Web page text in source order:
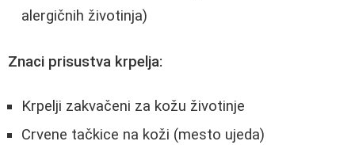
alergičnih životinja)
Znaci prisustva krpelja:
Krpelji zakvačeni za kožu životinje
Crvene tačkice na koži (mesto ujeda)